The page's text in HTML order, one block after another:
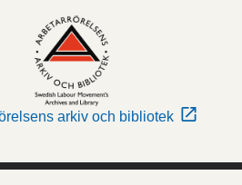
arkiv och bibliotek